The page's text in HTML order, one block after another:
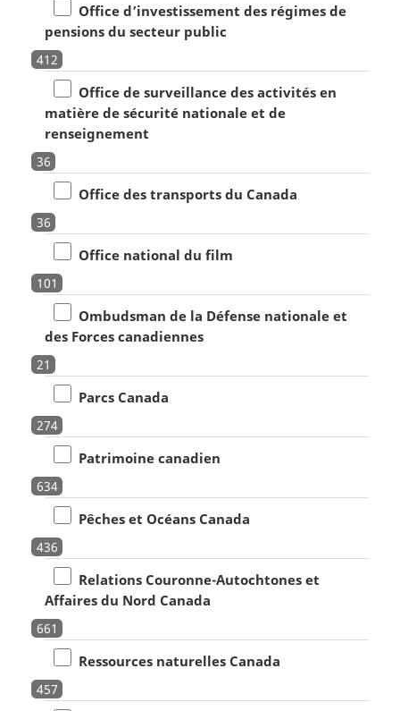
Office d’investissement des régimes de
pensions du secteur public
412
Office de surveillance des activités en
matière de sécurité nationale et de
renseignement
36
Office des transports du Canada
36
Office national du film
101
Ombudsman de la Défense nationale et
des Forces canadiennes
21
Parcs Canada
274
Patrimoine canadien
634
Pêches et Océans Canada
436
Relations Couronne-Autochtones et
Affaires du Nord Canada
661
Ressources naturelles Canada
457